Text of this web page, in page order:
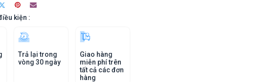
kiện :
Trả lại trong
vòng 30 ngày
Giao hàng
miễn phí trên
tất cả các đơn
hàng